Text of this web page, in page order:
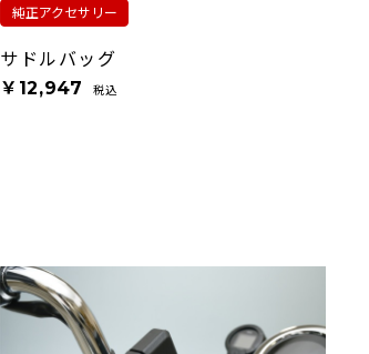
純正アクセサリー
サドルバッグ
￥12,947 税込